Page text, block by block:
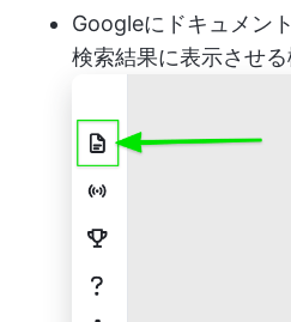
Googleにドキュメン
検索結果に表示させ